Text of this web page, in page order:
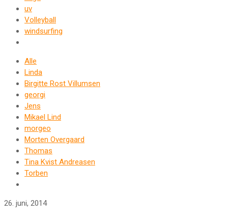
uv
Volleyball
windsurfing
Alle
Linda
Birgitte Rost Villumsen
georgi
Jens
Mikael Lind
morgeo
Morten Overgaard
Thomas
Tina Kvist Andreasen
Torben
26. juni, 2014